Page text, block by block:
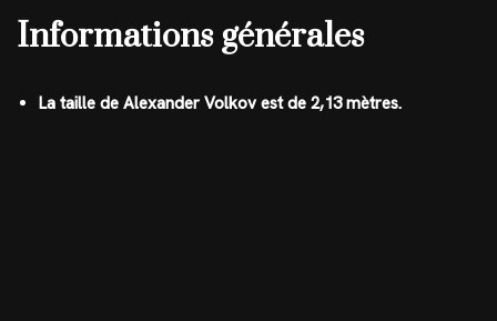
Informations générales
La taille de Alexander Volkov est de 2,13 mètres.